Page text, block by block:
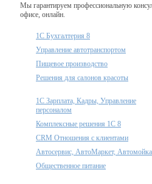
Мы гарантируем профессиональную
офисе, онлайн.
1С Бухгалтерия 8
Управление автотранспортом
Пищевое производство
Решения для салонов красоты
1С Зарплата, Кадры, Управление
персоналом
Комплексные решения 1С 8
CRM Отношения с клиентами
Автосервис, АвтоМаркет, Автомойка
Общественное питание